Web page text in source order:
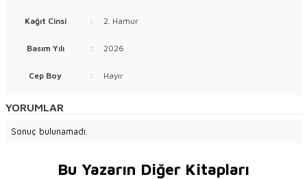
Kağıt Cinsi : 2. Hamur
Basım Yılı : 2026
Cep Boy : Hayır
YORUMLAR
Sonuç bulunamadı.
Bu Yazarın Diğer Kitapları